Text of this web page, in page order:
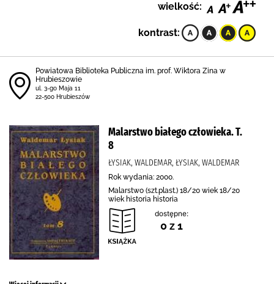
wielkość:
kontrast:
Powiatowa Biblioteka Publiczna im. prof. Wiktora Zina w
Hrubieszowie
ul. 3-go Maja 11
22-500 Hrubieszów
Malarstwo białego człowieka. T.
8
ŁYSIAK, WALDEMAR, ŁYSIAK, WALDEMAR
Rok wydania: 2000.
Malarstwo (szt.plast.) 18/20 wiek 18/20
wiek historia historia
dostępne:
0 z 1